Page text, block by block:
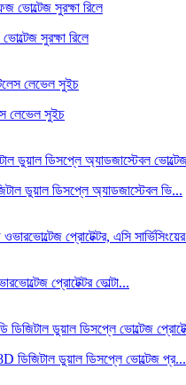
সুরক্ষা রিলে
লেভেল সুইচ
ডুয়াল ডিসপ্লে অ্যাডজাস্টেবল ভি...
প্রোটেক্টর ভোল্টা...
ডুয়াল ডিসপ্লে ভোল্টেজ প্র...